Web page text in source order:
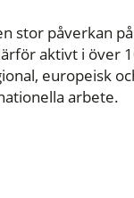
stor påverkan
aktivt i över
europeisk
arbete.